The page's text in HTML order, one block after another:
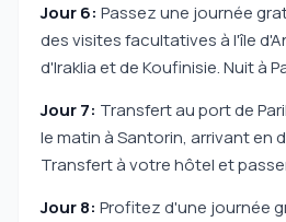
Jour 6: Passez une journée
des visites facultatives à l'île
d'Iraklia et de Koufinisie. Nuit à
Jour 7: Transfert au port de
le matin à Santorin, arrivant en
Transfert à votre hôtel et
Jour 8: Profitez d'une journée